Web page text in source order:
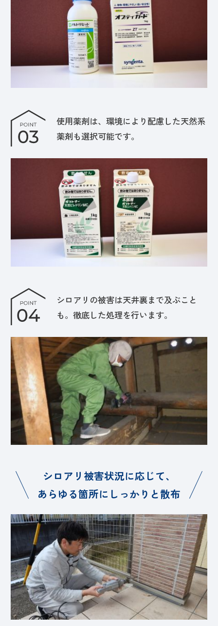
使用薬剤は、環境により配慮した天然系
薬剤も選択可能です。
シロアリの被害は天井裏まで及ぶこと
も。徹底した処理を行います。
シロアリ被害状況に応じて、
あらゆる箇所にしっかりと散布